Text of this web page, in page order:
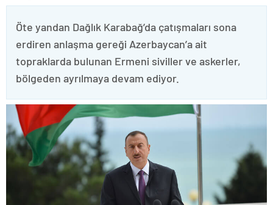
Öte yandan Dağlık Karabağ’da çatışmaları sona
erdiren anlaşma gereği Azerbaycan’a ait
topraklarda bulunan Ermeni siviller ve askerler,
bölgeden ayrılmaya devam ediyor.